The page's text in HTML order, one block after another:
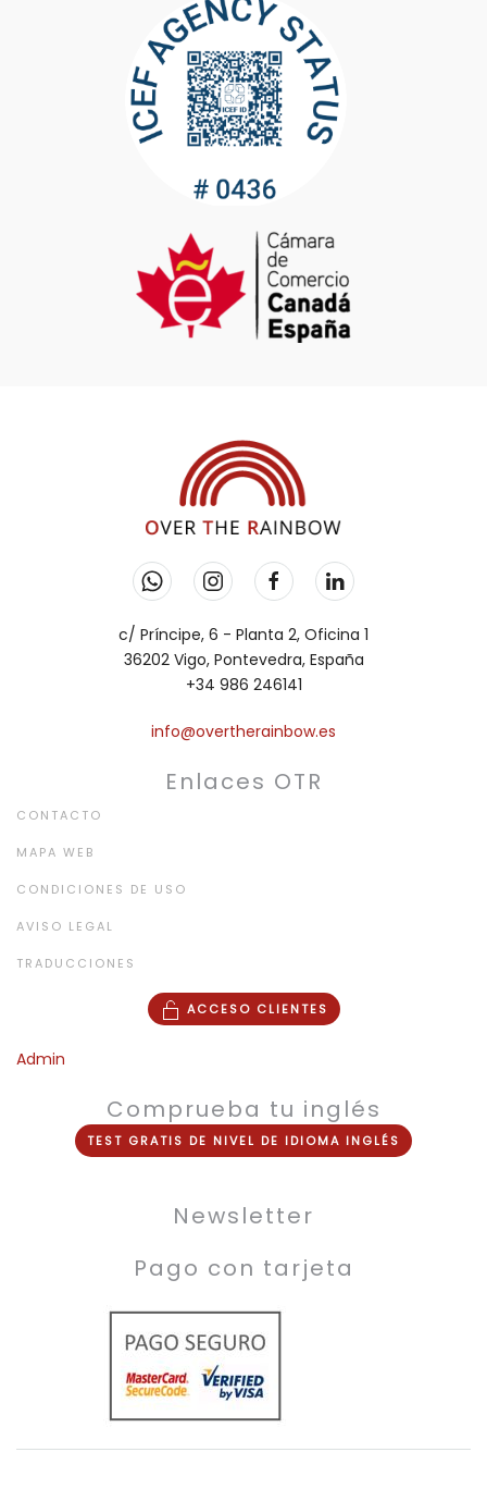
c/ Príncipe, 6 - Planta 2, Oficina 1
36202 Vigo, Pontevedra, España
+34 986 246141
info@overtherainbow.es
Enlaces OTR
CONTACTO
MAPA WEB
CONDICIONES DE USO
AVISO LEGAL
TRADUCCIONES
ACCESO CLIENTES
Admin
Comprueba tu inglés
TEST GRATIS DE NIVEL DE IDIOMA INGLÉS
Newsletter
Pago con tarjeta